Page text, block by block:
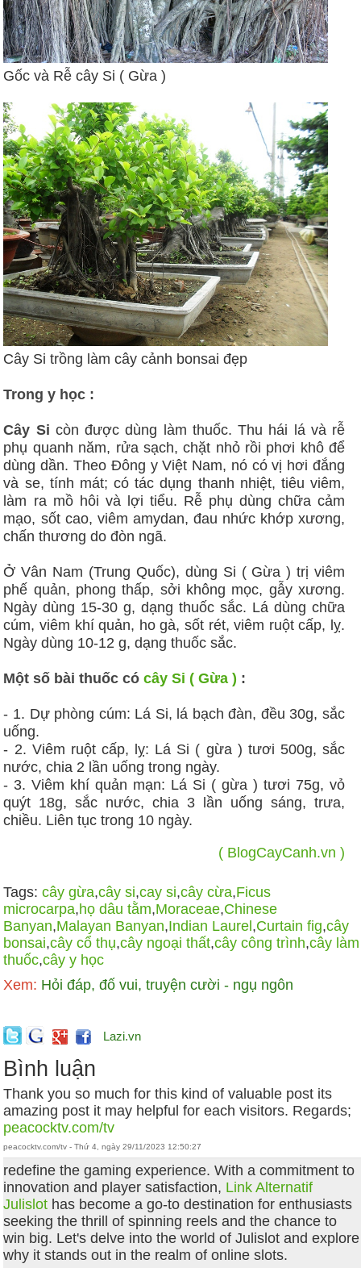
Gốc và Rễ cây Si ( Gừa )​
Cây Si trồng làm cây cảnh bonsai đẹp
Trong y học :
Cây Si còn được dùng làm thuốc. Thu hái lá và rễ
phụ quanh năm, rửa sạch, chặt nhỏ rồi phơi khô để
dùng dần. Theo Đông y Việt Nam, nó có vị hơi đắng
và se, tính mát; có tác dụng thanh nhiệt, tiêu viêm,
làm ra mồ hôi và lợi tiểu. Rễ phụ dùng chữa cảm
mạo, sốt cao, viêm amydan, đau nhức khớp xương,
chấn thương do đòn ngã.
Ở Vân Nam (Trung Quốc), dùng Si ( Gừa ) trị viêm
phế quản, phong thấp, sởi không mọc, gẫy xương.
Ngày dùng 15-30 g, dạng thuốc sắc. Lá dùng chữa
cúm, viêm khí quản, ho gà, sốt rét, viêm ruột cấp, lỵ.
Ngày dùng 10-12 g, dạng thuốc sắc.
Một số bài thuốc cócây Si ( Gừa ) :
- 1. Dự phòng cúm: Lá Si, lá bạch đàn, đều 30g, sắc
uống.
- 2. Viêm ruột cấp, lỵ: Lá Si ( gừa ) tươi 500g, sắc
nước, chia 2 lần uống trong ngày.
- 3. Viêm khí quản mạn: Lá Si ( gừa ) tươi 75g, vỏ
quýt 18g, sắc nước, chia 3 lần uống sáng, trưa,
chiều. Liên tục trong 10 ngày.
( BlogCayCanh.vn )
Tags:cây gừa,cây si,cay si,cây cừa,Ficus
microcarpa,họ dâu tằm,Moraceae,Chinese
Banyan,Malayan Banyan,Indian Laurel,Curtain fig,cây
bonsai,cây cổ thụ,cây ngoại thất,cây công trình,cây làm
thuốc,cây y học
Xem: Hỏi đáp, đố vui, truyện cười - ngụ ngôn
Lazi.vn
Bình luận
Thank you so much for this kind of valuable post its
amazing post it may helpful for each visitors. Regards;
peacocktv.com/tv
peacocktv.com/tv - Thứ 4, ngày 29/11/2023 12:50:27
redefine the gaming experience. With a commitment to
innovation and player satisfaction, Link Alternatif
Julislot has become a go-to destination for enthusiasts
seeking the thrill of spinning reels and the chance to
win big. Let's delve into the world of Julislot and explore
why it stands out in the realm of online slots.